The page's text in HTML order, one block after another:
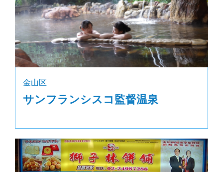
金山区
サンフランシスコ監督温泉